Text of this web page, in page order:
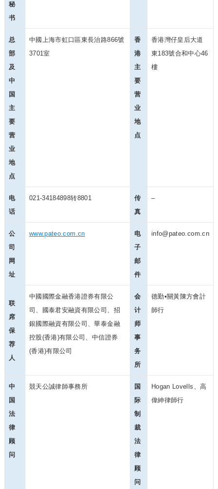
秘
书
总
部
及
中
国
主
要
营
业
地
点
中國上海市虹口區東長治路866號
3701室
香
港
主
要
营
业
地
点
香港灣仔皇后大道
東183號合和中心46
樓
电
话
021-34184898转8801
传
真
–
公
司
网
址
www.pateo.com.cn
电
子
邮
件
info@pateo.com.cn
联
席
保
荐
人
中國國際金融香港證券有限公
司、國泰君安融資有限公司、招
銀國際融資有限公司、華泰金融
控股(香港)有限公司、中信證券
(香港)有限公司
会
计
师
事
务
所
德勤•關黃陳方會計
師行
中
国
法
律
顾
问
競天公誠律師事務所
国
际
制
裁
法
律
顾
问
Hogan Lovells、高
偉紳律師行